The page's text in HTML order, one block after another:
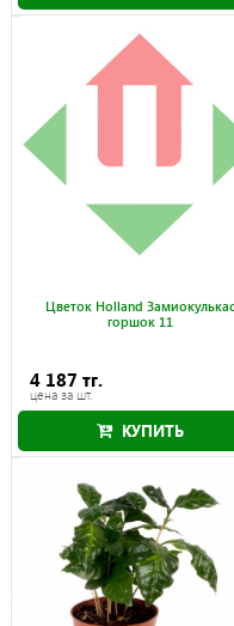
Цветок Holland Замиокулькас
горшок 11
4 187 тг.
цена за шт.
КУПИТЬ